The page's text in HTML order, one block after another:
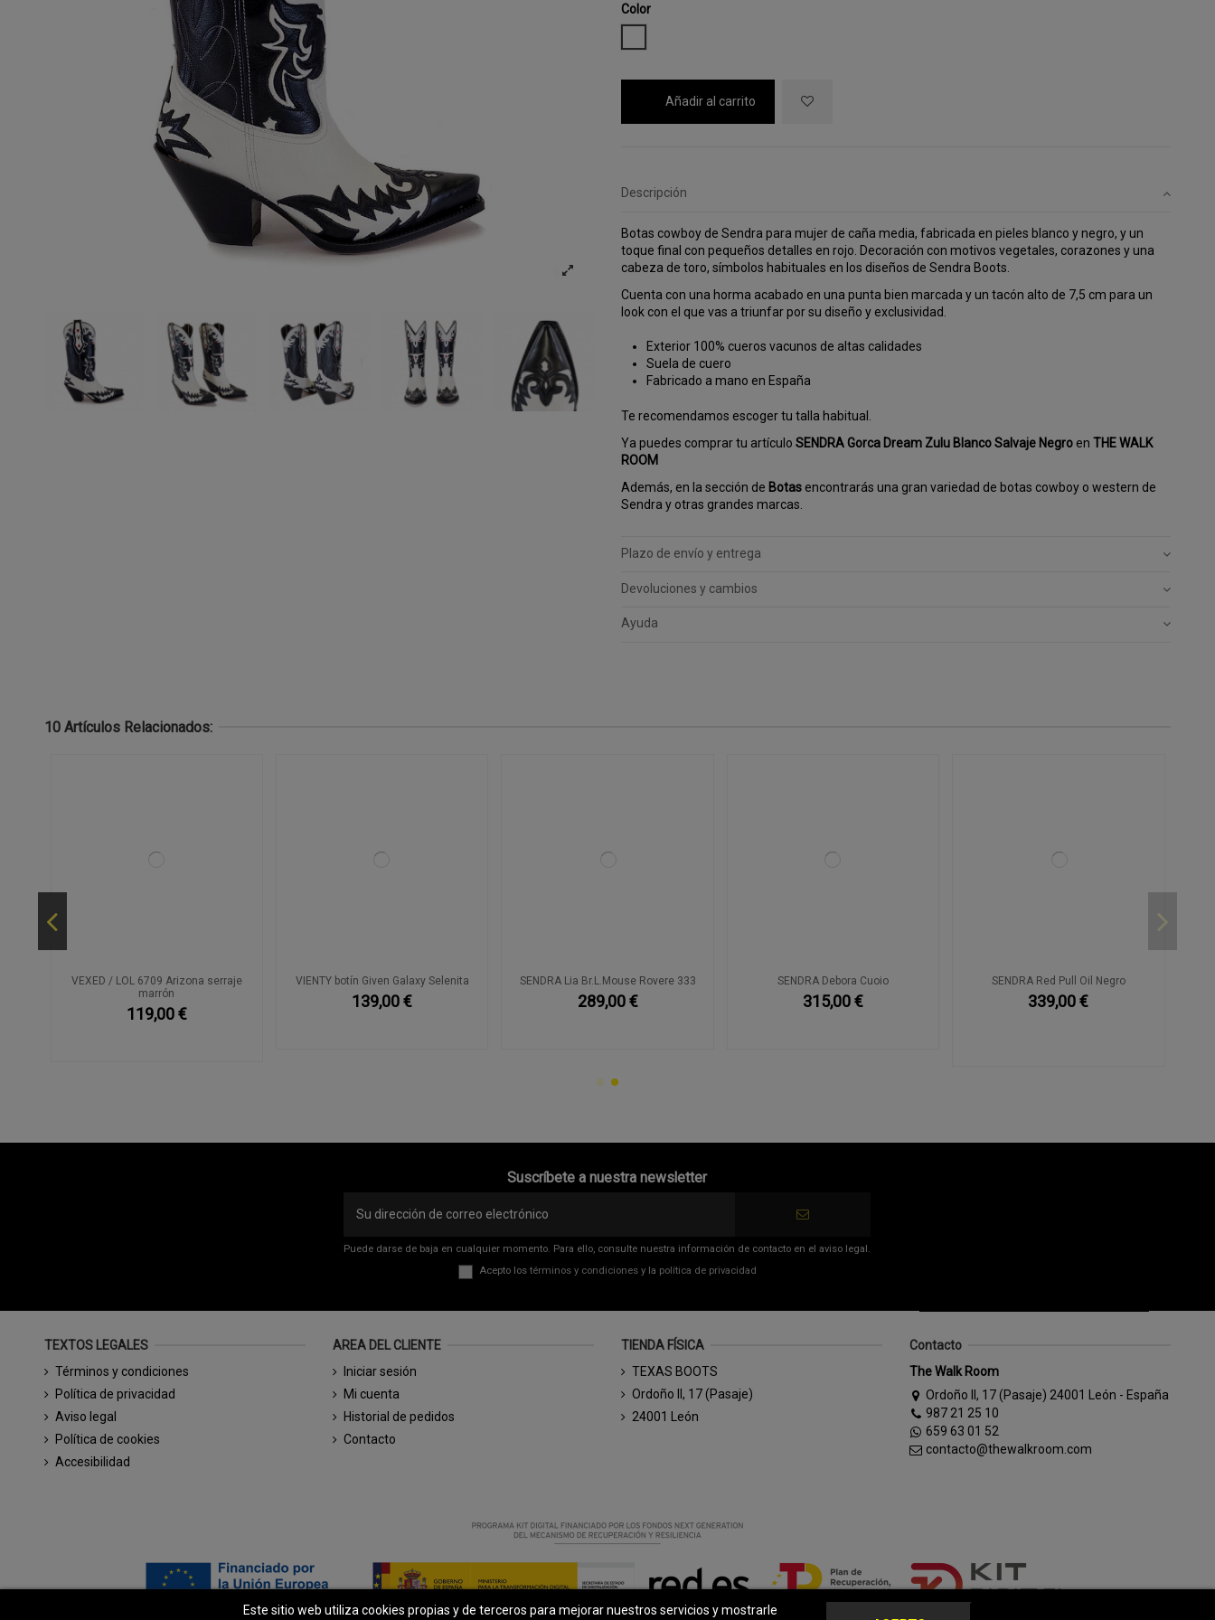
Color
Añadir al carrito
Descripción
Botas cowboy de Sendra para mujer de caña media, fabricada en pieles blanco y negro, y un
toque final con pequeños detalles en rojo. Decoración con motivos vegetales, corazones y una
cabeza de toro, símbolos habituales en los diseños de Sendra Boots.
Cuenta con una horma acabado en una punta bien marcada y un tacón alto de 7,5 cm para un
look con el que vas a triunfar por su diseño y exclusividad.
Exterior 100% cueros vacunos de altas calidades
Suela de cuero
Fabricado a mano en España
Te recomendamos escoger tu talla habitual.
Ya puedes comprar tu artículo SENDRA Gorca Dream Zulu Blanco Salvaje Negroen THE WALK
ROOM
Además, en la sección de Botasencontrarás una gran variedad de botas cowboy o western de
Sendra y otras grandes marcas.
Plazo de envío y entrega
Devoluciones y cambios
Ayuda
10 Artículos Relacionados:
VEXED / LOL 6709 Arizona serraje
marrón
119,00 €
VIENTY botín Given Galaxy Selenita
139,00 €
SENDRA Lia Br.L.Mouse Rovere 333
289,00 €
SENDRA Debora Cuoio
315,00 €
SENDRA Red Pull Oil Negro
339,00 €
Suscríbete a nuestra newsletter
Puede darse de baja en cualquier momento. Para ello, consulte nuestra información de contacto en el aviso legal.
Acepto los términos y condicionesy la política de privacidad
TEXTOS LEGALES
Términos y condiciones
Política de privacidad
Aviso legal
Política de cookies
Accesibilidad
AREA DEL CLIENTE
Iniciar sesión
Mi cuenta
Historial de pedidos
Contacto
TIENDA FÍSICA
TEXAS BOOTS
Ordoño II, 17 (Pasaje)
24001 León
Contacto
The Walk Room
Ordoño II, 17 (Pasaje) 24001 León - España
987 21 25 10
659 63 01 52
contacto@thewalkroom.com
Este sitio web utiliza cookies propias y de terceros para mejorar nuestros servicios y mostrarle